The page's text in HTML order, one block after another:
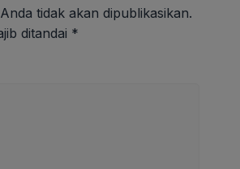
tidak akan dipublikasikan.
ditandai *